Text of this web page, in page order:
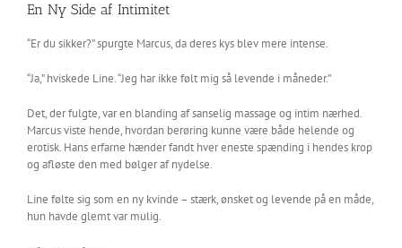
En Ny Side af Intimitet
“Er du sikker?” spurgte Marcus, da deres kys blev mere intense.
“Ja,” hviskede Line. “Jeg har ikke følt mig så levende i måneder.”
Det, der fulgte, var en blanding af sanselig massage og intim nærhed.
Marcus viste hende, hvordan berøring kunne være både helende og
erotisk. Hans erfarne hænder fandt hver eneste spænding i hendes krop
og afløste den med bølger af nydelse.
Line følte sig som en ny kvinde – stærk, ønsket og levende på en måde,
hun havde glemt var mulig.